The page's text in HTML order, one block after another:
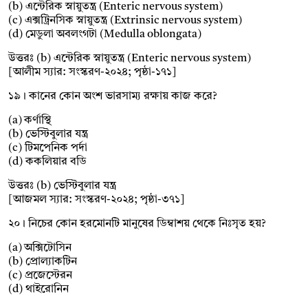
(b) এন্টেরিক স্নায়ুতন্ত্র (Enteric nervous system)
(c) এক্সট্রিনসিক স্নায়ুতন্ত্র (Extrinsic nervous system)
(d) মেডুলা অবলংগটা (Medulla oblongata)
উত্তরঃ (b) এন্টেরিক স্নায়ুতন্ত্র (Enteric nervous system)
[আলীম স্যার: সংস্করণ-২০২৪; পৃষ্ঠা-১৭১]
১৯। কানের কোন অংশ ভারসাম্য রক্ষায় কাজ করে?
(a) কর্ণাস্থি
(b) ভেস্টিবুলার যন্ত্র
(c) টিমপেনিক পর্দা
(d) ককলিয়ার বডি
উত্তরঃ (b) ভেস্টিবুলার যন্ত্র
[আজমল স্যার: সংস্করণ-২০২৪; পৃষ্ঠা-৩৭১]
২০। নিচের কোন হরমোনটি মানুষের ডিম্বাশয় থেকে নিঃসৃত হয়?
(a) অক্সিটোসিন
(b) প্রোল্যাকটিন
(c) প্রজেস্টেরন
(d) থাইরোনিন